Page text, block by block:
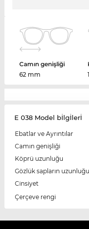
Camın genişliği
62 mm
E 038 Model bİlgİlerİ
Ebatlar ve Ayrıntılar
Camın genişliği
Köprü uzunluğu
Gözlük sapların uzunluğu
Cinsiyet
Çerçeve rengi